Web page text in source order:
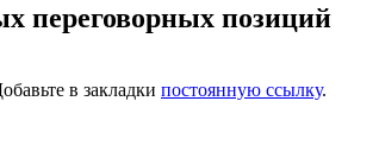
переговорных позиций
в закладки постоянную ссылку.